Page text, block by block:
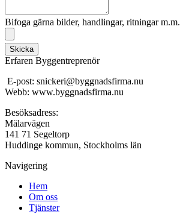
Bifoga gärna bilder, handlingar, ritningar m.m.
Skicka
Erfaren Byggentreprenör
E-post: snickeri@byggnadsfirma.nu
Webb: www.byggnadsfirma.nu
Besöksadress:
Mälarvägen
141 71 Segeltorp
Huddinge kommun, Stockholms län
Navigering
Hem
Om oss
Tjänster